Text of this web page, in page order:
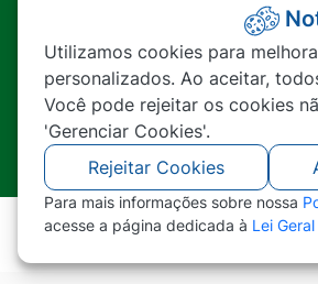
Ouvidoria
SIC
©2026 - Prefeitura
Utilizamos cookies para
personalizados. Ao aceitar,
Você pode rejeitar os cookies
'Gerenciar Cookies'.
Rejeitar Cookies
Para mais informações sobre nossa
acesse a página dedicada à Lei